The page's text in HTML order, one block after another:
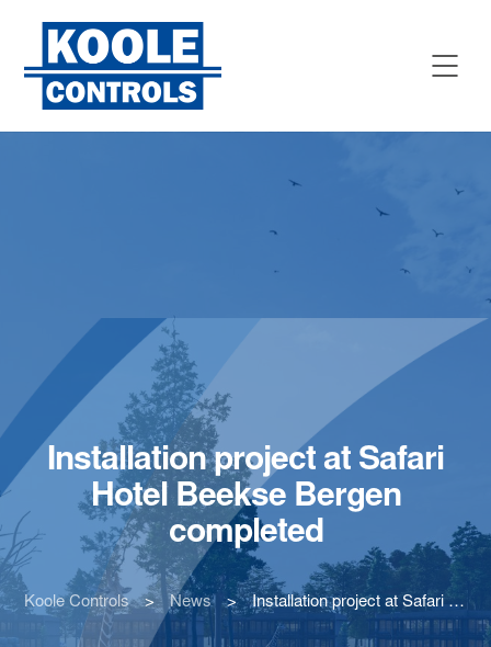
Installation project at Safari
Hotel Beekse Bergen
completed
Koole Controls > News > Installation project at Safari Hotel Beekse Bergen completed